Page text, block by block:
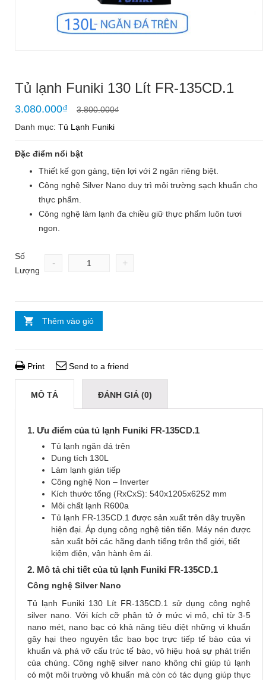
Tủ lạnh Funiki 130 Lít FR-135CD.1
3.800.000₫
3.080.000₫
Danh mục: Tủ Lạnh Funiki
Đặc điểm nổi bật
Thiết kế gọn gàng, tiện lợi với 2 ngăn riêng biệt.
Công nghệ Silver Nano duy trì môi trường sạch khuẩn cho
thực phẩm.
Công nghệ làm lạnh đa chiều giữ thực phẩm luôn tươi
ngon.
Số
Lượng
- +
Thêm vào giỏ
Print Send to a friend
MÔ TẢ ĐÁNH GIÁ (0)
1. Ưu điểm của tủ lạnh Funiki FR-135CD.1
Tủ lạnh ngăn đá trên
Dung tích 130L
Làm lạnh gián tiếp
Công nghệ Non – Inverter
Kích thước tổng (RxCxS): 540x1205x6252 mm
Môi chất lạnh R600a
Tủ lạnh FR-135CD.1 được sản xuất trên dây truyền
hiện đại. Áp dụng công nghệ tiên tiến. Máy nén được
sản xuất bởi các hãng danh tiếng trên thế giới, tiết
kiệm điện, vận hành êm ái.
2. Mô tả chi tiết của tủ lạnh Funiki FR-135CD.1
Công nghệ Silver Nano
Tủ lạnh Funiki 130 Lít FR-135CD.1 sử dụng công nghệ
silver nano. Với kích cỡ phân tử ở mức vi mô, chỉ từ 3-5
nano mét, nano bạc có khả năng tiêu diệt những vi khuẩn
gây hại theo nguyên tắc bao bọc trực tiếp tế bào của vi
khuẩn và phá vỡ cấu trúc tế bào, vô hiệu hoá sự phát triển
của chúng. Công nghệ silver nano không chỉ giúp tủ lạnh
có một môi trường vô khuẩn mà còn có tác dụng giúp thực